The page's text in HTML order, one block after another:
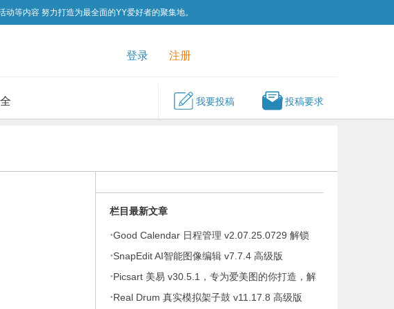
等内容 努力打造为最全面的YY爱好者的聚集地。
登录 注册
我要投稿 投稿要求
栏目最新文章
·Good Calendar 日程管理 v2.07.25.0729 解锁
会员
·SnapEdit AI智能图像编辑 v7.7.4 高级版
·Picsart 美易 v30.5.1，专为爱美图的你打造，解
锁高级版
·Real Drum 真实模拟架子鼓 v11.17.8 高级版